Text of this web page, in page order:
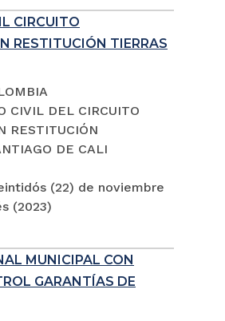
CIRCUITO
RESTITUCIÓN TIERRAS
CIVIL DEL CIRCUITO
RESTITUCIÓN
DE CALI
(22) de noviembre
(2023)
MUNICIPAL CON
GARANTÍAS DE